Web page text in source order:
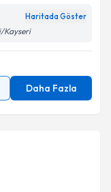
Aydınlatma
belirtilen
Haritada Göster
Kayseri
Daha Fazla